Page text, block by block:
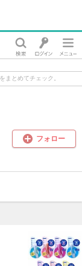
まとめてチェック。
フォロー